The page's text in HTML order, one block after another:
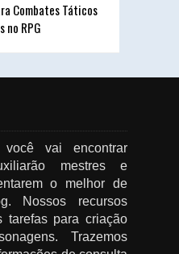
Combates Táticos
no RPG
vai encontrar
mestres e
o melhor de
Nossos recursos
tarefas para criação
Trazemos